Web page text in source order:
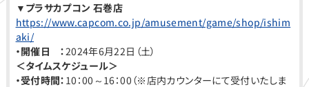
▼ プラサカプコン 石巻店
https://www.capcom.co.jp/amusement/game/shop/ishim
aki/
・開催日 ：2024年6月22日（土）
＜タイムスケジュール＞
・受付時間： 10：00～16：00（※店内カウンターにて受付いたしま